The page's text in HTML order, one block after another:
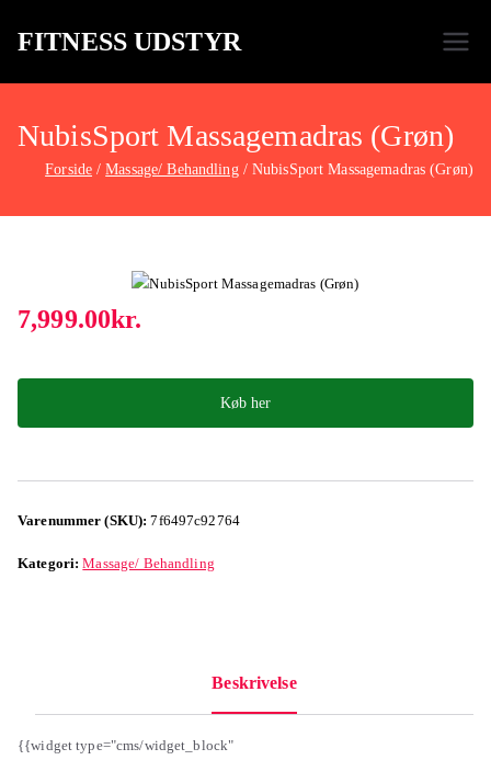
FITNESS UDSTYR
NubisSport Massagemadras (Grøn)
Forside Massage/ Behandling NubisSport Massagemadras (Grøn)
7,999.00kr.
Køb her
Varenummer (SKU):7f6497c92764
Kategori:Massage/ Behandling
Beskrivelse
{{widget type="cms/widget_block"